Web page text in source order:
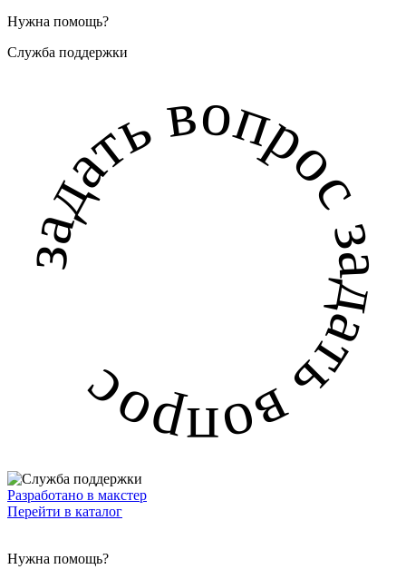
Нужна помощь?
Служба поддержки
задать вопрос задать вопрос
Разработано в макстер
Перейти в каталог
Нужна помощь?